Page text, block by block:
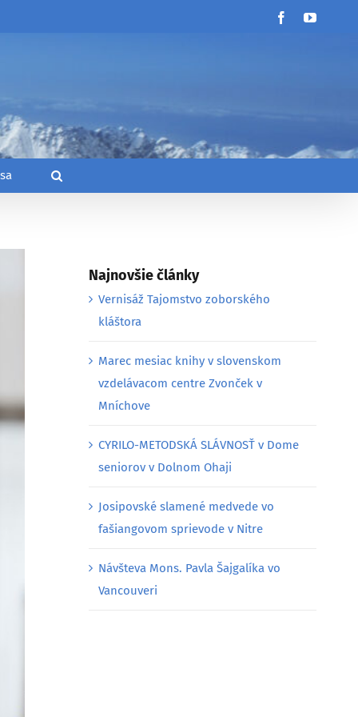
Facebook
Najnovšie články
Vernisáž Tajomstvo zoborského
kláštora
Marec mesiac knihy v slovenskom
vzdelávacom centre Zvonček v
Mníchove
CYRILO-METODSKÁ SLÁVNOSŤ v Dome
seniorov v Dolnom Ohaji
Josipovské slamené medvede vo
fašiangovom sprievode v Nitre
Návšteva Mons. Pavla Šajgalíka vo
Vancouveri